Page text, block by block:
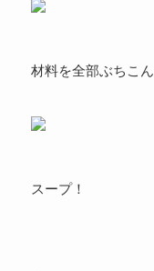
材料を全部ぶちこん
スープ！